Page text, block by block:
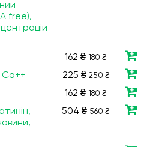
free),
162 ₴ 180 ₴
Ca++ 225 ₴250 ₴
162 ₴ 180 ₴
504 ₴ 560 ₴